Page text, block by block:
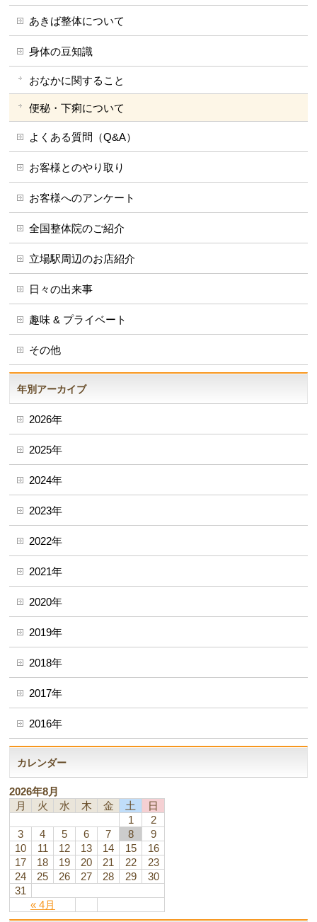
あきば整体について
身体の豆知識
おなかに関すること
便秘・下痢について
よくある質問（Q&A）
お客様とのやり取り
お客様へのアンケート
全国整体院のご紹介
立場駅周辺のお店紹介
日々の出来事
趣味 & プライベート
その他
年別アーカイブ
2026年
2025年
2024年
2023年
2022年
2021年
2020年
2019年
2018年
2017年
2016年
カレンダー
2026年8月
月
火 水 木 金 土 日
« 4月
1
2
3
4 5 6 7 8
9
10
11 12 13 14 15
16
17
18 19 20 21 22
23
24
25 26 27 28 29
30
31